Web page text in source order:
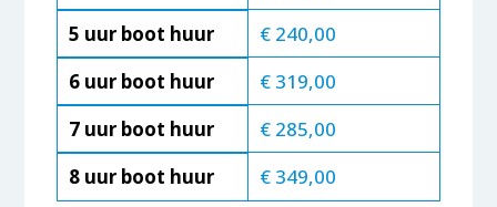
5 uur boot huur
6 uur boot huur
7 uur boot huur
8 uur boot huur
€ 240,00
€ 319,00
€ 285,00
€ 349,00